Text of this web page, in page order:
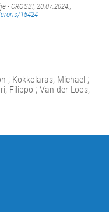
- CROSBI, 20.07.2024.,
15424
; Kokkolaras, Michael ;
Filippo ; Van der Loos,